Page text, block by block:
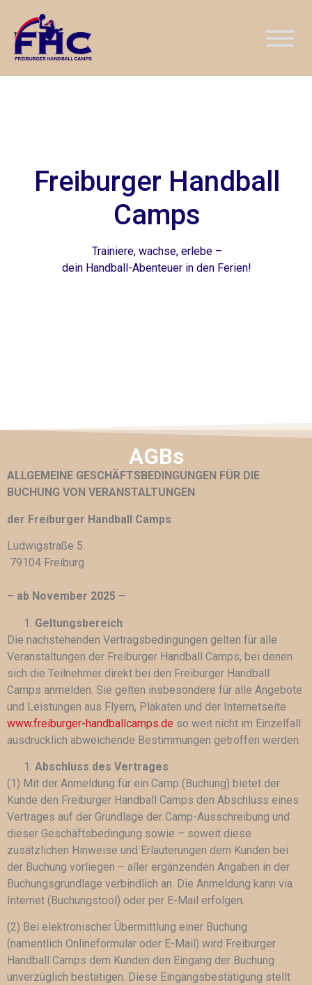
Freiburger Handball
Camps
Trainiere, wachse, erlebe –
dein Handball-Abenteuer in den Ferien!
AGBs
ALLGEMEINE GESCHÄFTSBEDINGUNGEN FÜR DIE
BUCHUNG VON VERANSTALTUNGEN
der Freiburger Handball Camps
Ludwigstraße 5
79104 Freiburg
– ab November 2025 –
Geltungsbereich
Die nachstehenden Vertragsbedingungen gelten für alle
Veranstaltungen der Freiburger Handball Camps, bei denen
sich die Teilnehmer direkt bei den Freiburger Handball
Camps anmelden. Sie gelten insbesondere für alle Angebote
und Leistungen aus Flyern, Plakaten und der Internetseite
www.freiburger-handballcamps.de so weit nicht im Einzelfall
ausdrücklich abweichende Bestimmungen getroffen werden.
Abschluss des Vertrages
(1) Mit der Anmeldung für ein Camp (Buchung) bietet der
Kunde den Freiburger Handball Camps den Abschluss eines
Vertrages auf der Grundlage der Camp-Ausschreibung und
dieser Geschäftsbedingung sowie – soweit diese
zusätzlichen Hinweise und Erläuterungen dem Kunden bei
der Buchung vorliegen – aller ergänzenden Angaben in der
Buchungsgrundlage verbindlich an. Die Anmeldung kann via
Internet (Buchungstool) oder per E-Mail erfolgen.
(2) Bei elektronischer Übermittlung einer Buchung
(namentlich Onlineformular oder E-Mail) wird Freiburger
Handball Camps dem Kunden den Eingang der Buchung
unverzüglich bestätigen. Diese Eingangsbestätigung stellt